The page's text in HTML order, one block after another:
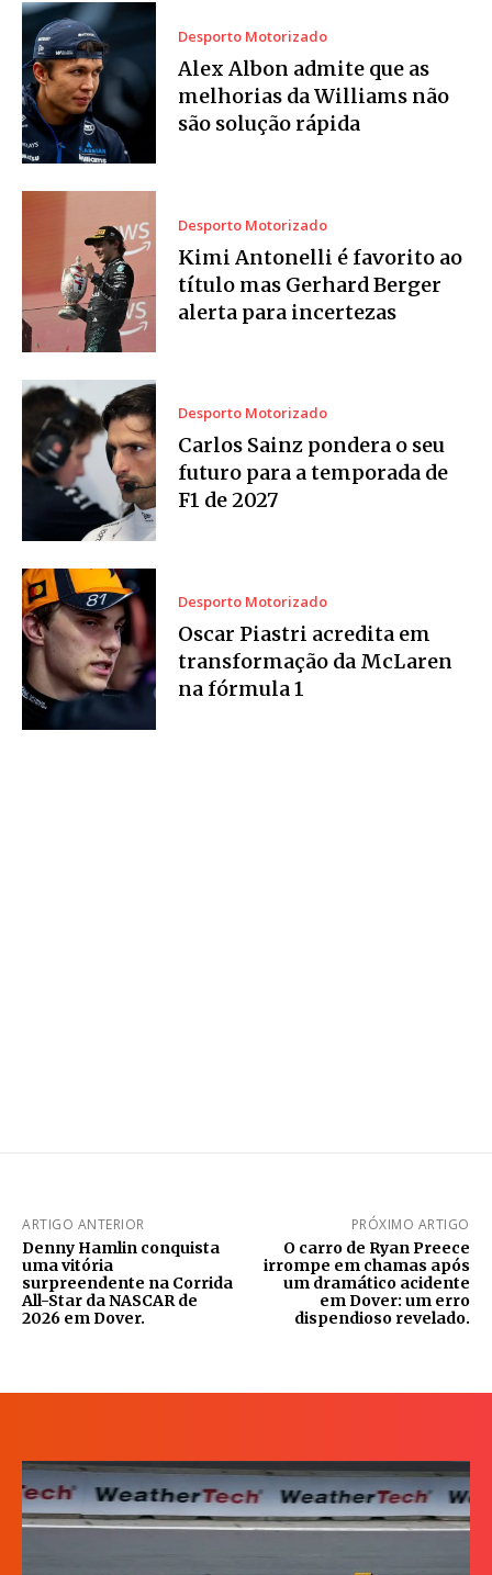
Desporto Motorizado
Alex Albon admite que as
melhorias da Williams não
são solução rápida
Desporto Motorizado
Kimi Antonelli é favorito ao
título mas Gerhard Berger
alerta para incertezas
Desporto Motorizado
Carlos Sainz pondera o seu
futuro para a temporada de
F1 de 2027
Desporto Motorizado
Oscar Piastri acredita em
transformação da McLaren
na fórmula 1
ARTIGO ANTERIOR
Denny Hamlin conquista
uma vitória
surpreendente na Corrida
All-Star da NASCAR de
2026 em Dover.
PRÓXIMO ARTIGO
O carro de Ryan Preece
irrompe em chamas após
um dramático acidente
em Dover: um erro
dispendioso revelado.